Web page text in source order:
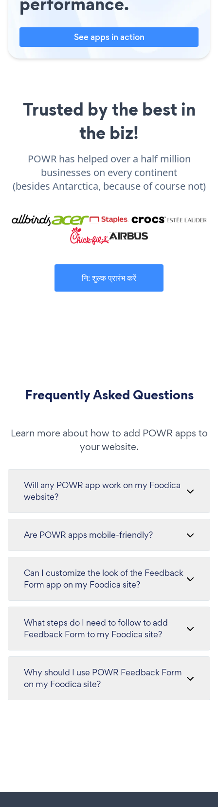
See apps in action
Trusted by the best in
the biz!
POWR has helped over a half million
businesses on every continent
(besides Antarctica, because of course not)
नि: शुल्क प्रारंभ करें
Frequently Asked Questions
Learn more about how to add POWR apps to
your website.
Will any POWR app work on my Foodica
website?
Are POWR apps mobile-friendly?
Can I customize the look of the Feedback
Form app on my Foodica site?
What steps do I need to follow to add
Feedback Form to my Foodica site?
Why should I use POWR Feedback Form
on my Foodica site?